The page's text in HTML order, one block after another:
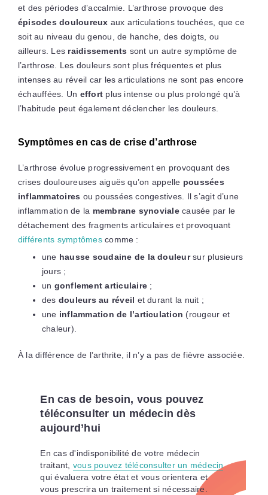
et des périodes d’accalmie. L’arthrose provoque des
épisodes douloureux aux articulations touchées, que ce
soit au niveau du genou, de hanche, des doigts, ou
ailleurs. Les raidissements sont un autre symptôme de
l’arthrose. Les douleurs sont plus fréquentes et plus
intenses au réveil car les articulations ne sont pas encore
échauffées. Un effort plus intense ou plus prolongé qu’à
l’habitude peut également déclencher les douleurs.
Symptômes en cas de crise d’arthrose
L’arthrose évolue progressivement en provoquant des
crises douloureuses aiguës qu’on appelle poussées
inflammatoires ou poussées congestives. Il s’agit d’une
inflammation de la membrane synovialecausée par le
détachement des fragments articulaires et provoquant
différents symptômescomme :
une hausse soudaine de la douleursur plusieurs
jours ;
un gonflement articulaire ;
des douleurs au réveil et durant la nuit ;
une inflammation de l’articulation (rougeur et
chaleur).
À la différence de l’arthrite, il n’y a pas de fièvre associée.
En cas de besoin, vous pouvez
téléconsulter un médecin dès
aujourd’hui
En cas d'indisponibilité de votre médecin
traitant, vous pouvez téléconsulter un médecin
qui évaluera votre état et vous orientera et
vous prescrira un traitement si nécessaire.